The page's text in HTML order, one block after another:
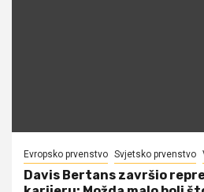
Evropsko prvenstvo Svjetsko prvenstvo
Davis Bertans završio